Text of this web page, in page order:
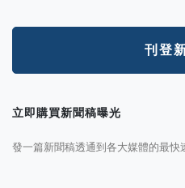
刊登
立即購買新聞稿曝光
發一篇新聞稿透通到各大媒體的最快